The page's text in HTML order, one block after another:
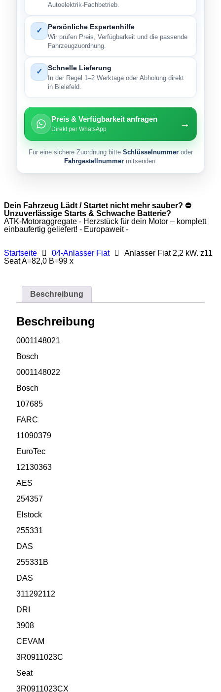
Autoelektrik-Fachbetrieb.
✓ Persönliche Expertenhilfe
Wir prüfen Preis, Verfügbarkeit und die passende
Fahrzeugzuordnung.
✓ Schnelle Lieferung
In der Regel 1–2 Werktage oder Abholung direkt
in Bielefeld.
Preis & Verfügbarkeit anfragen
Direkt per WhatsApp →
Für eine sichere Zuordnung bitte Schlüsselnummeroder
Fahrgestellnummermitsenden.
Dein Fahrzeug Lädt / Startet nicht mehr sauber? ⛔
Unzuverlässige Starts & Schwache Batterie?
ATK-Motoraggregate - Herzstück für dein Motor – komplett
einbaufertig geliefert! - Europaweit -
Startseite 04-Anlasser Fiat
Anlasser Fiat 2,2 kW. z11
Seat A=82,0 B=99 x
Beschreibung
Beschreibung
0001148021
Bosch
0001148022
Bosch
107685
FARC
11090379
EuroTec
12130363
AES
254357
Elstock
255331
DAS
255331B
DAS
311292112
DRI
3908
CEVAM
3R0911023C
Seat
3R0911023CX